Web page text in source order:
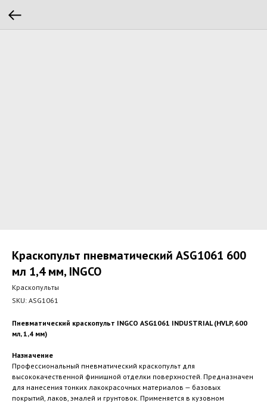
Краскопульт пневматический ASG1061 600
мл 1,4 мм, INGCO
Краскопульты
SKU: ASG1061
Пневматический краскопульт INGCO ASG1061 INDUSTRIAL (HVLP, 600
мл, 1,4 мм)
Назначение
Профессиональный пневматический краскопульт для
высококачественной финишной отделки поверхностей. Предназначен
для нанесения тонких лакокрасочных материалов — базовых
покрытий, лаков, эмалей и грунтовок. Применяется в кузовном